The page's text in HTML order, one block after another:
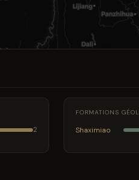
2
FORMATIONS
Shaximiao